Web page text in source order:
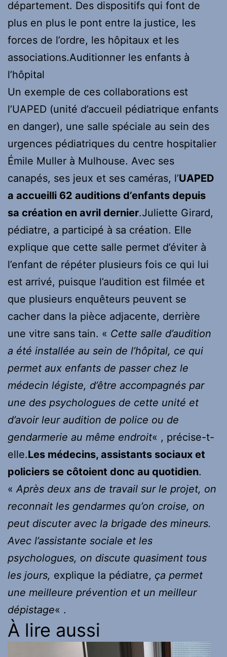
département. Des dispositifs qui font de
plus en plus le pont entre la justice, les
forces de l’ordre, les hôpitaux et les
associations.Auditionner les enfants à
l’hôpital
Un exemple de ces collaborations est
l’UAPED (unité d’accueil pédiatrique enfants
en danger), une salle spéciale au sein des
urgences pédiatriques du centre hospitalier
Émile Muller à Mulhouse. Avec ses
canapés, ses jeux et ses caméras, l’UAPED
a accueilli 62 auditions d’enfants depuis
sa création en avril dernier.Juliette Girard,
pédiatre, a participé à sa création. Elle
explique que cette salle permet d’éviter à
l’enfant de répéter plusieurs fois ce qui lui
est arrivé, puisque l’audition est filmée et
que plusieurs enquêteurs peuvent se
cacher dans la pièce adjacente, derrière
une vitre sans tain. « Cette salle d’audition
a été installée au sein de l’hôpital, ce qui
permet aux enfants de passer chez le
médecin légiste, d’être accompagnés par
une des psychologues de cette unité et
d’avoir leur audition de police ou de
gendarmerie au même endroit« , précise-t-
elle.Les médecins, assistants sociaux et
policiers se côtoient donc au quotidien.
« Après deux ans de travail sur le projet, on
reconnait les gendarmes qu’on croise, on
peut discuter avec la brigade des mineurs.
Avec l’assistante sociale et les
psychologues, on discute quasiment tous
les jours, explique la pédiatre, ça permet
une meilleure prévention et un meilleur
dépistage« .
À lire aussi